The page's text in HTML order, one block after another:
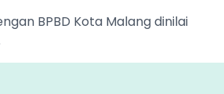
BPBD Kota Malang dinilai